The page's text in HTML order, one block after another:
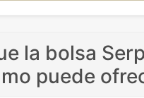
la bolsa
puede